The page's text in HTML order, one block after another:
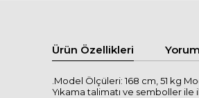
Ürün Özellikleri
.Model Ölçüleri: 168 cm, 51 kg
Yıkama talimatı ve semboller